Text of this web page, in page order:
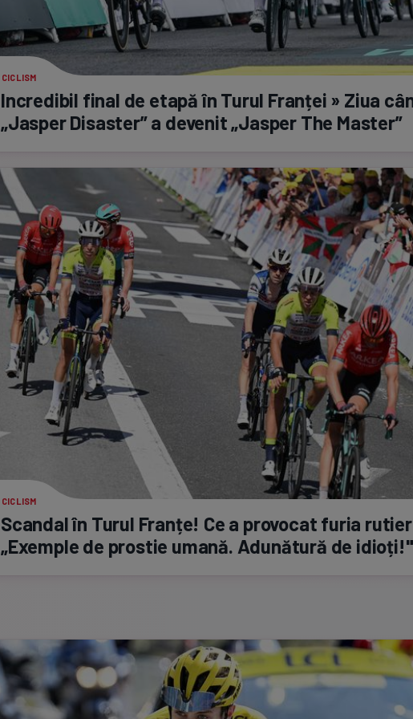
CICLISM
Incredibil final de etapă în Turul Franței » Ziua
„Jasper Disaster” a devenit „Jasper The Master”
CICLISM
Scandal în Turul Franțe! Ce a provocat furia
„Exemple de prostie umană. Adunătură de idioți!"